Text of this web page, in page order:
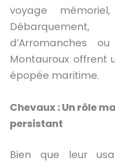
voyage
d’Arromanches
Montauroux offrent
épopée maritime.
Chevaux : Un rôle
persistant
Bien que leur